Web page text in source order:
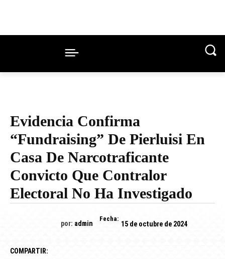
Evidencia Confirma
“fundraising” De Pierluisi En
Casa De Narcotraficante
Convicto Que Contralor
Electoral No Ha Investigado
por: admin
Fecha:
15 de octubre de 2024
COMPARTIR: